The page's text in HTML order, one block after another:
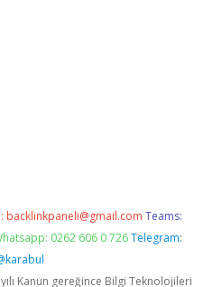
backlinkpaneli@gmail.com Teams:
0262 606 0 726 Telegram:
Kanun gereğince Bilgi Teknolojileri